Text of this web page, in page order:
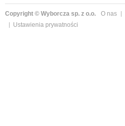
Copyright © Wyborcza sp. z o.o. O nas
Ustawienia prywatności